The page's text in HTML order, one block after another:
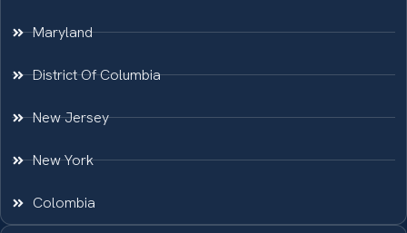
Maryland
District Of Columbia
New Jersey
New York
Colombia